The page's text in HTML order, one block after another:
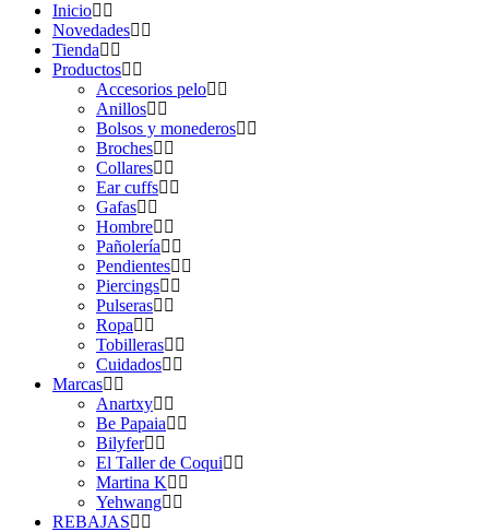
Inicio
Novedades
Tienda
Productos
Accesorios pelo
Anillos
Bolsos y monederos
Broches
Collares
Ear cuffs
Gafas
Hombre
Pañolería
Pendientes
Piercings
Pulseras
Ropa
Tobilleras
Cuidados
Marcas
Anartxy
Be Papaia
Bilyfer
El Taller de Coqui
Martina K
Yehwang
REBAJAS